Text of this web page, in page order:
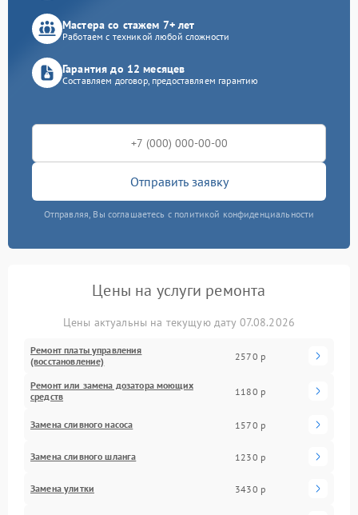
Мастера со стажем 7+ лет
Работаем с техникой любой сложности
Гарантия до 12 месяцев
Составляем договор, предоставляем гарантию
Отправить заявку
Отправляя, Вы соглашаетесь с политикой конфиденциальности
Цены на услуги ремонта
Цены актуальны на текущую дату 07.08.2026
Ремонт платы управления
(восстановление)
2570 р
Ремонт или замена дозатора моющих
средств
1180 р
Замена сливного насоса 1570 р
Замена сливного шланга 1230 р
Замена улитки 3430 р